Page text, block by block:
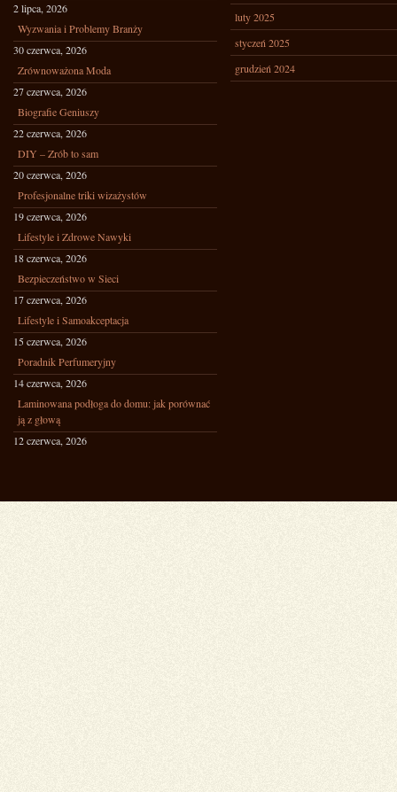
2 lipca, 2026
Wyzwania i Problemy Branży
30 czerwca, 2026
Zrównoważona Moda
27 czerwca, 2026
Biografie Geniuszy
22 czerwca, 2026
DIY – Zrób to sam
20 czerwca, 2026
Profesjonalne triki wizażystów
19 czerwca, 2026
Lifestyle i Zdrowe Nawyki
18 czerwca, 2026
Bezpieczeństwo w Sieci
17 czerwca, 2026
Lifestyle i Samoakceptacja
15 czerwca, 2026
Poradnik Perfumeryjny
14 czerwca, 2026
Laminowana podłoga do domu: jak porównać
ją z głową
12 czerwca, 2026
luty 2025
styczeń 2025
grudzień 2024